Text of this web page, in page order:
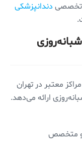
تخصصی دندانپزشکی
معتبر در تهران
ارائه می‌دهد.
و متخصص